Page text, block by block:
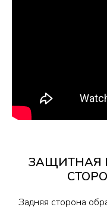
ЗАЩИТНАЯ
Задняя сторона